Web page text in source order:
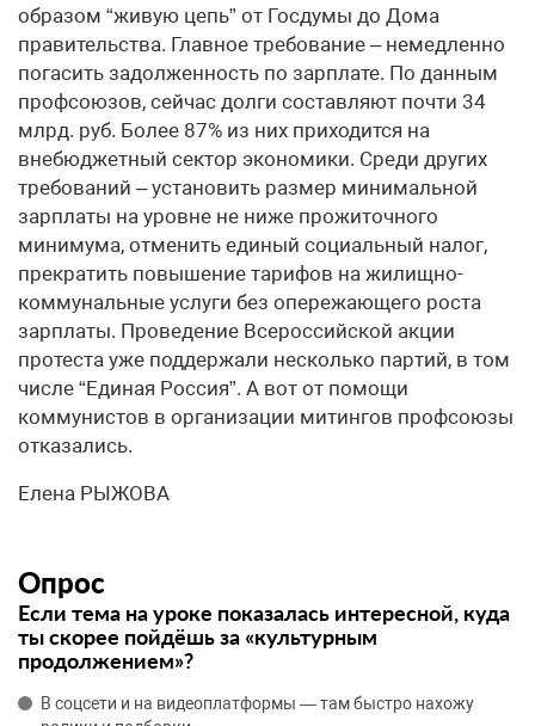
образом “живую цепь” от Госдумы до Дома
правительства. Главное требование – немедленно
погасить задолженность по зарплате. По данным
профсоюзов, сейчас долги составляют почти 34
млрд. руб. Более 87% из них приходится на
внебюджетный сектор экономики. Среди других
требований – установить размер минимальной
зарплаты на уровне не ниже прожиточного
минимума, отменить единый социальный налог,
прекратить повышение тарифов на жилищно-
коммунальные услуги без опережающего роста
зарплаты. Проведение Всероссийской акции
протеста уже поддержали несколько партий, в том
числе “Единая Россия”. А вот от помощи
коммунистов в организации митингов профсоюзы
отказались.
Елена РЫЖОВА
Опрос
Если тема на уроке показалась интересной, куда
ты скорее пойдёшь за «культурным
продолжением»?
В соцсети и на видеоплатформы — там быстро нахожу